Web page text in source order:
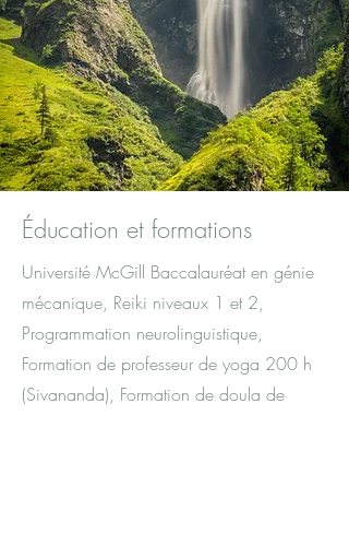
Éducation et formations
Université McGill Baccalauréat en génie
mécanique, Reiki niveaux 1 et 2,
Programmation neurolinguistique,
Formation de professeur de yoga 200 h
(Sivananda), Formation de doula de